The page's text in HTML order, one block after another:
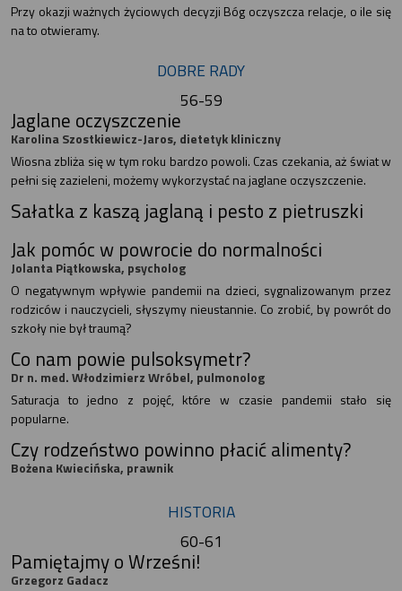
Przy okazji ważnych życiowych decyzji Bóg oczyszcza relacje, o ile się
na to otwieramy.
DOBRE RADY
56-59
Jaglane oczyszczenie
Karolina Szostkiewicz-Jaros, dietetyk kliniczny
Wiosna zbliża się w tym roku bardzo powoli. Czas czekania, aż świat w
pełni się zazieleni, możemy wykorzystać na jaglane oczyszczenie.
Sałatka z kaszą jaglaną i pesto z pietruszki
Jak pomóc w powrocie do normalności
Jolanta Piątkowska, psycholog
O negatywnym wpływie pandemii na dzieci, sygnalizowanym przez
rodziców i nauczycieli, słyszymy nieustannie. Co zrobić, by powrót do
szkoły nie był traumą?
Co nam powie pulsoksymetr?
Dr n. med. Włodzimierz Wróbel, pulmonolog
Saturacja to jedno z pojęć, które w czasie pandemii stało się
popularne.
Czy rodzeństwo powinno płacić alimenty?
Bożena Kwiecińska, prawnik
HISTORIA
60-61
Pamiętajmy o Wrześni!
Grzegorz Gadacz